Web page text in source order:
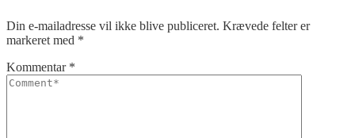
Din e-mailadresse vil ikke blive publiceret. Krævede felter er
markeret med *
Kommentar *